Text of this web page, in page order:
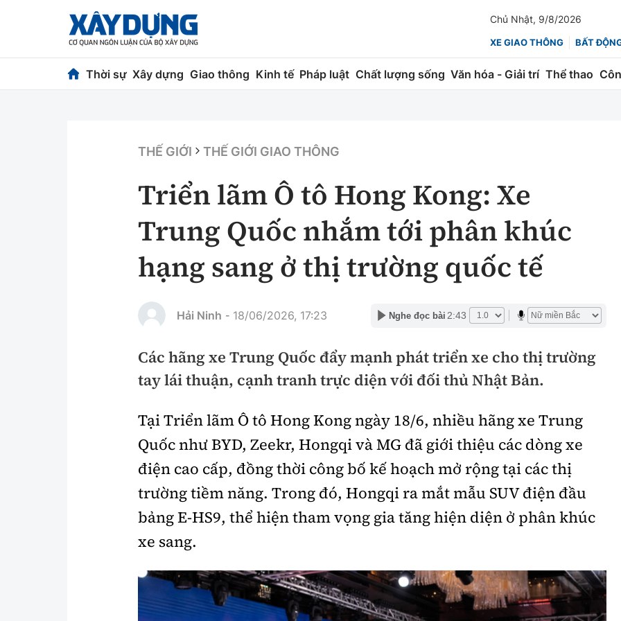
Chủ Nhật, 9/8/2026
XE GIAO THÔNG BẤT
Thời sự Xây dựng Giao thông Kinh tế Pháp luật Chất lượng sống Văn hóa - Giải trí Thể thao
Chuyện dọc đường
Chỉ đạo điều hành
Quy hoạch kiến trúc
Vật liệu xây dựng
Giám định chất lượng
Quản lý đô thị
Hàng không
Đường sắt
Đường sắt tốc độ cao
Hàng hải
Đường sắt đô thị
Nhà thầu
Mời thầu - Đấu thầu
Thi viết về Ngành
Chứng khoán
Bảo hiểm
Doanh nghiệp
An ninh hình sự
An toàn giao thông
Giao thông 24h
ATGT địa phương
Văn hóa giao thông
Lái xe an toàn
Chung tay vì ATGT
Gương sáng giao thông
xem thêm
Chất lượng sống Văn hóa - Giải Trí
Văn hóa
Thể thao
Bóng đá
Công nghệ
Công nghệ mới
THẾ GIỚI THẾ GIỚI GIAO THÔNG
Triển lãm Ô tô Hong Kong: Xe
Trung Quốc nhắm tới phân khúc
hạng sang ở thị trường quốc tế
Hải Ninh - 18/06/2026, 17:23 Nghe đọc bài 2:43
Các hãng xe Trung Quốc đẩy mạnh phát triển xe cho thị trường
tay lái thuận, cạnh tranh trực diện với đối thủ Nhật Bản.
Tại Triển lãm Ô tô Hong Kong ngày 18/6, nhiều hãng xe Trung
Quốc như BYD, Zeekr, Hongqi và MG đã giới thiệu các dòng xe
điện cao cấp, đồng thời công bố kế hoạch mở rộng tại các thị
trường tiềm năng. Trong đó, Hongqi ra mắt mẫu SUV điện đầu
bảng E-HS9, thể hiện tham vọng gia tăng hiện diện ở phân khúc
xe sang.